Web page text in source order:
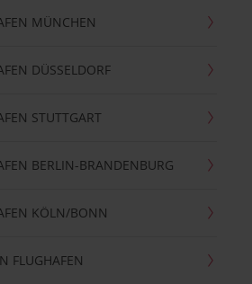
MÜNCHEN
DÜSSELDORF
STUTTGART
BERLIN-BRANDENBURG
KÖLN/BONN
FLUGHAFEN